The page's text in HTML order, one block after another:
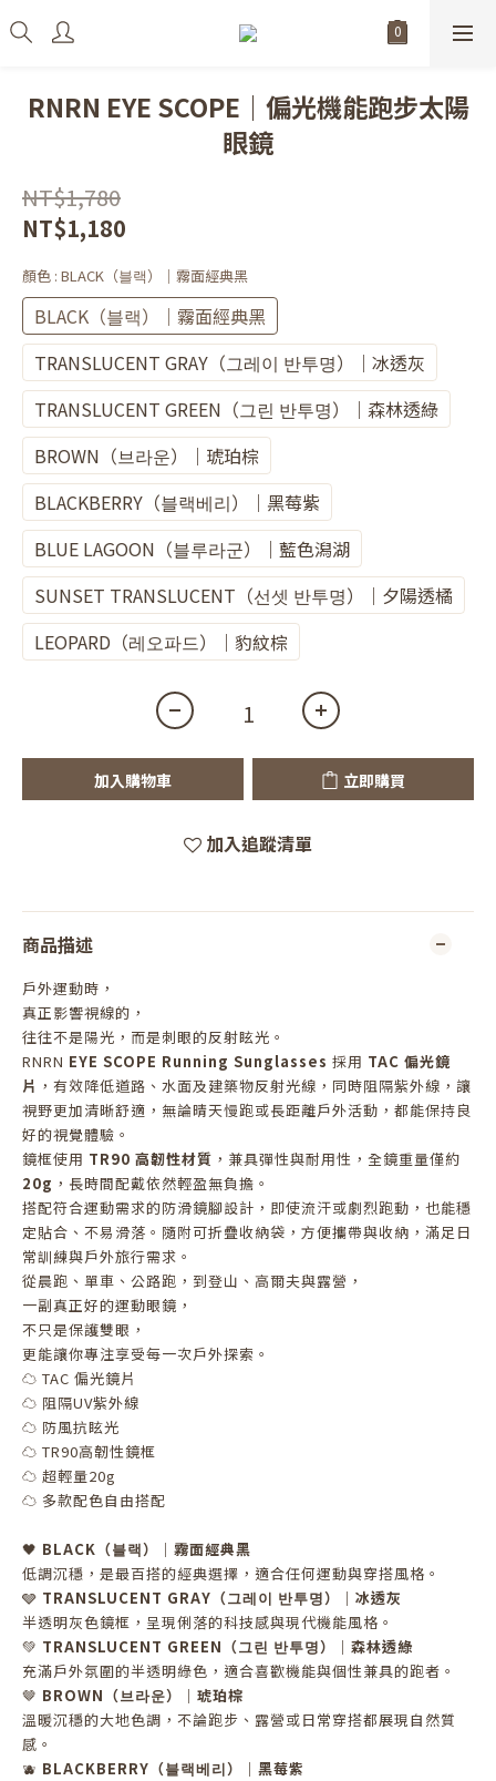
RNRN EYE SCOPE｜偏光機能跑步太陽
眼鏡
NT$1,780
NT$1,180
顏色 : BLACK（블랙）｜霧面經典黑
BLACK（블랙）｜霧面經典黑
TRANSLUCENT GRAY（그레이 반투명）｜冰透灰
TRANSLUCENT GREEN（그린 반투명）｜森林透綠
BROWN（브라운）｜琥珀棕
BLACKBERRY（블랙베리）｜黑莓紫
BLUE LAGOON（블루라군）｜藍色潟湖
SUNSET TRANSLUCENT（선셋 반투명）｜夕陽透橘
LEOPARD（레오파드）｜豹紋棕
加入購物車 立即購買
加入追蹤清單
商品描述
戶外運動時，
真正影響視線的，
往往不是陽光，而是刺眼的反射眩光。
RNRN EYE SCOPE Running Sunglasses 採用 TAC 偏光鏡
片 ，有效降低道路、水面及建築物反射光線，同時阻隔紫外線，讓
視野更加清晰舒適，無論晴天慢跑或長距離戶外活動，都能保持良
好的視覺體驗。
鏡框使用 TR90 高韌性材質 ，兼具彈性與耐用性，全鏡重量僅約
20g ，長時間配戴依然輕盈無負擔。
搭配符合運動需求的防滑鏡腳設計，即使流汗或劇烈跑動，也能穩
定貼合、不易滑落。隨附可折疊收納袋，方便攜帶與收納，滿足日
常訓練與戶外旅行需求。
從晨跑、單車、公路跑，到登山、高爾夫與露營，
一副真正好的運動眼鏡，
不只是保護雙眼，
更能讓你專注享受每一次戶外探索。
☁️ TAC 偏光鏡片
☁️ 阻隔UV紫外線
☁️ 防風抗眩光
☁️ TR90高韌性鏡框
☁️ 超輕量20g
☁️ 多款配色自由搭配
🖤 BLACK（블랙）｜霧面經典黑
低調沉穩，是最百搭的經典選擇，適合任何運動與穿搭風格。
🩶 TRANSLUCENT GRAY（그레이 반투명）｜冰透灰
半透明灰色鏡框，呈現俐落的科技感與現代機能風格。
💚 TRANSLUCENT GREEN（그린 반투명）｜森林透綠
充滿戶外氛圍的半透明綠色，適合喜歡機能與個性兼具的跑者。
🤎 BROWN（브라운）｜琥珀棕
溫暖沉穩的大地色調，不論跑步、露營或日常穿搭都展現自然質
感。
🫐 BLACKBERRY（블랙베리）｜黑莓紫